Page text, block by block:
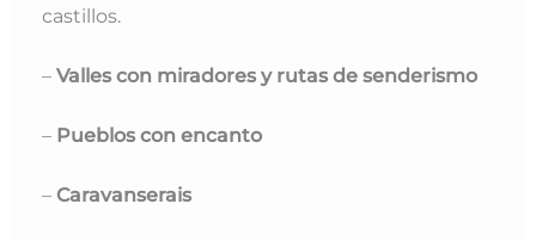
castillos.
–Valles con miradores y rutas de senderismo
– Pueblos con encanto
–Caravanserais